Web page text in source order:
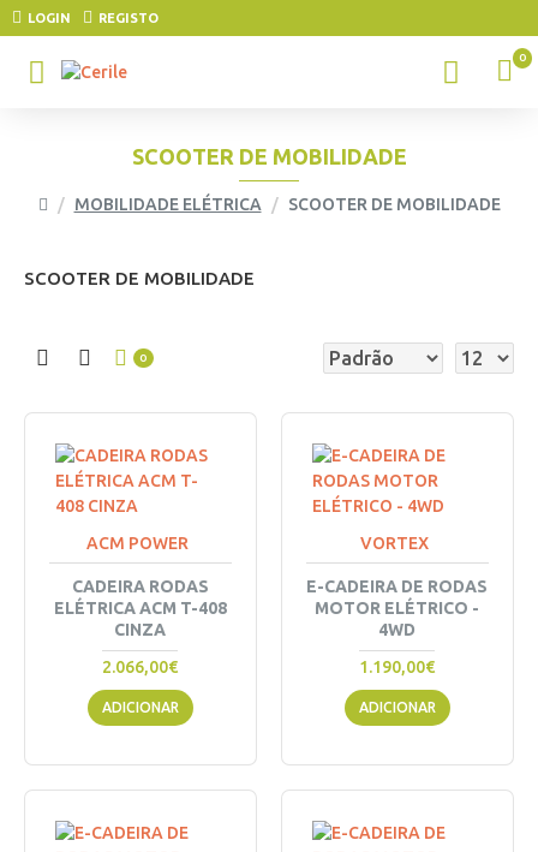
LOGIN REGISTO
0
MOBILIDADE ELÉTRICA SCOOTER DE MOBILIDADE
SCOOTER DE MOBILIDADE
SCOOTER DE MOBILIDADE
0
ACM POWER
CADEIRA RODAS
ELÉTRICA ACM T-408
CINZA
2.066,00€
ADICIONAR
VORTEX
E-CADEIRA DE RODAS
MOTOR ELÉTRICO -
4WD
1.190,00€
ADICIONAR